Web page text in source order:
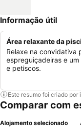
Informação útil
Área relaxante da
Relaxe na convidativa
espreguiçadeiras e
e petiscos.
Este resumo foi criado
Comparar com
Alojamento selecionado